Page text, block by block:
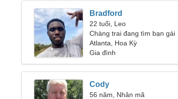
Bradford
22 tuổi, Leo
Chàng trai đang tìm bạn gái
Atlanta, Hoa Kỳ
Gia đình
Cody
56 năm, Nhân mã